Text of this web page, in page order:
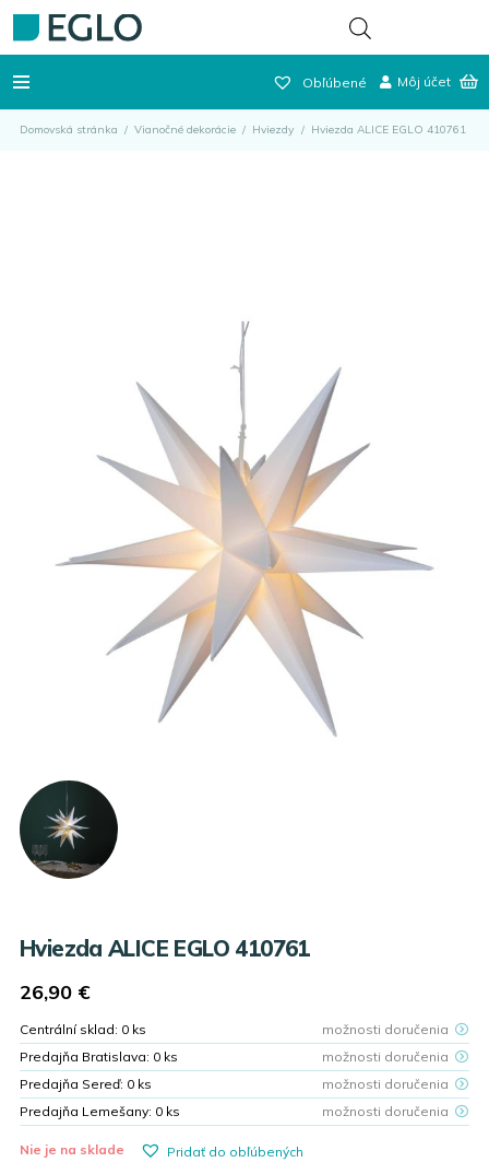
Obľúbené Môj účet
Domovská stránka / Vianočné dekorácie / Hviezdy / Hviezda ALICE EGLO 410761
Hviezda ALICE EGLO 410761
26,90 €
Centrální sklad: 0 ks
možnosti doručenia
Predajňa Bratislava: 0 ks
možnosti doručenia
Predajňa Sereď: 0 ks
možnosti doručenia
Predajňa Lemešany: 0 ks možnosti doručenia
Nie je na sklade Pridať do obľúbených